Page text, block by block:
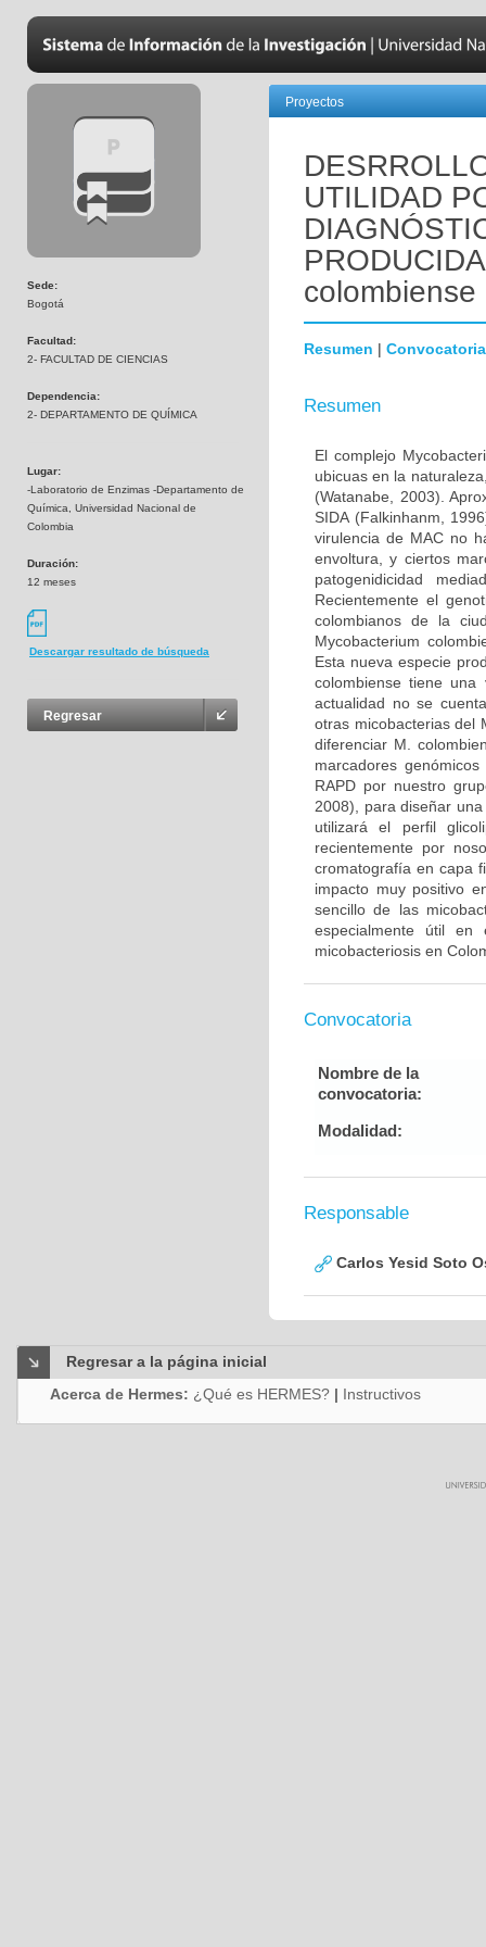
Sede:
Bogotá
Facultad:
2- FACULTAD DE CIENCIAS
Dependencia:
2- DEPARTAMENTO DE QUÍMICA
Lugar:
-Laboratorio de Enzimas -Departamento de
Química, Universidad Nacional de
Colombia
Duración:
12 meses
Descargar resultado de búsqueda
Regresar
Proyectos
UTILIDAD
colombiense
Resumen | Convocatoria
Resumen
El complejo
ubicuas en la
(Watanabe, 2003).
SIDA (Falkinhanm,
virulencia de MAC no
envoltura, y ciertos
patogenidicidad
Recientemente el
colombianos de la
Mycobacterium
Esta nueva especie
colombiense tiene
actualidad no se
otras micobacterias del
diferenciar M.
marcadores
RAPD por nuestro
2008), para diseñar
utilizará el perfil
recientemente por
cromatografía en capa
impacto muy positivo
sencillo de las
especialmente útil en
micobacteriosis en
Convocatoria
Nombre de la
convocatoria:
Modalidad:
Responsable
Carlos Yesid Soto
Regresar a la página inicial
Acerca de Hermes: ¿Qué es HERMES? | Instructivos